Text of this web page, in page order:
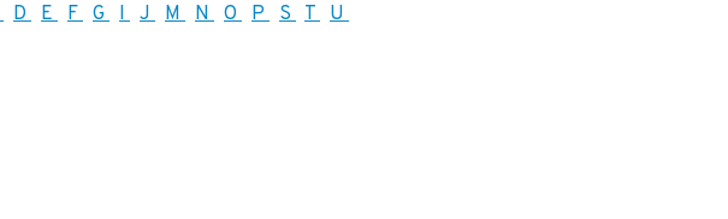
D E F G I J M N O P S T U